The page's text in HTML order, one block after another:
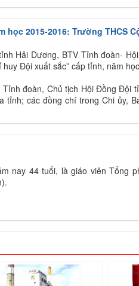
2015-2016: Trường THCS
Hải Dương, BTV Tỉnh đoàn-
Đội xuất sắc” cấp tỉnh, năm
đoàn, Chủ tịch Hội Đồng Đội
các đồng chí trong Chi ủy,
nay 44 tuổi, là giáo viên Tổng